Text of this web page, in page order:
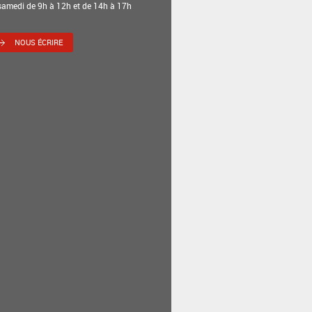
de 9h à 12h et de 14h à 17h
NOUS ÉCRIRE